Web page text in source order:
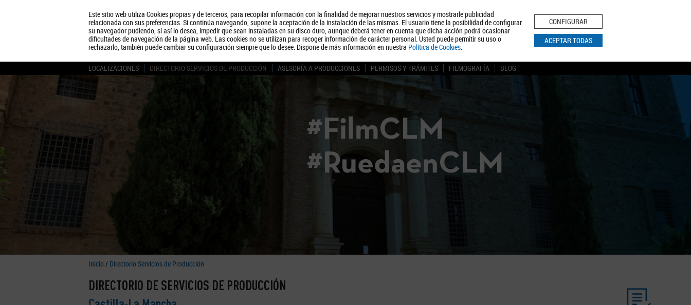
Este sitio web utiliza Cookies propias y de terceros, para recopilar información con la finalidad de mejorar nuestros servicios y mostrarle publicidad
relacionada con sus preferencias. Si continúa navegando, supone la aceptación de la instalación de las mismas. El usuario tiene la posibilidad de configurar
su navegador pudiendo, si así lo desea, impedir que sean instaladas en su disco duro, aunque deberá tener en cuenta que dicha acción podrá ocasionar
dificultades de navegación de la página web. Las cookies no se utilizan para recoger información de carácter personal. Usted puede permitir su uso o
rechazarlo, también puede cambiar su configuración siempre que lo desee. Dispone de más información en nuestra Política de Cookies.
CONFIGURAR
ACEPTAR TODAS
Quiénes somos Turismo Política de Privacidad Aviso Legal Política de Cookies
BUSCAR
LOCALIZACIONES DIRECTORIO SERVICIOS DE PRODUCCIÓN ASESORÍA A PRODUCCIONES PERMISOS Y TRÁMITES FILMOGRAFÍA BLOG
#FilmCLM
#RuedaenCLM
Inicio / Directorio Servicios de Producción
DIRECTORIO DE SERVICIOS DE PRODUCCIÓN